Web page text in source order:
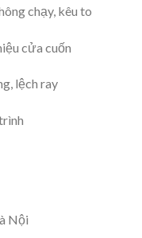
chạy, kêu to
cửa cuốn
lệch ray
Nội